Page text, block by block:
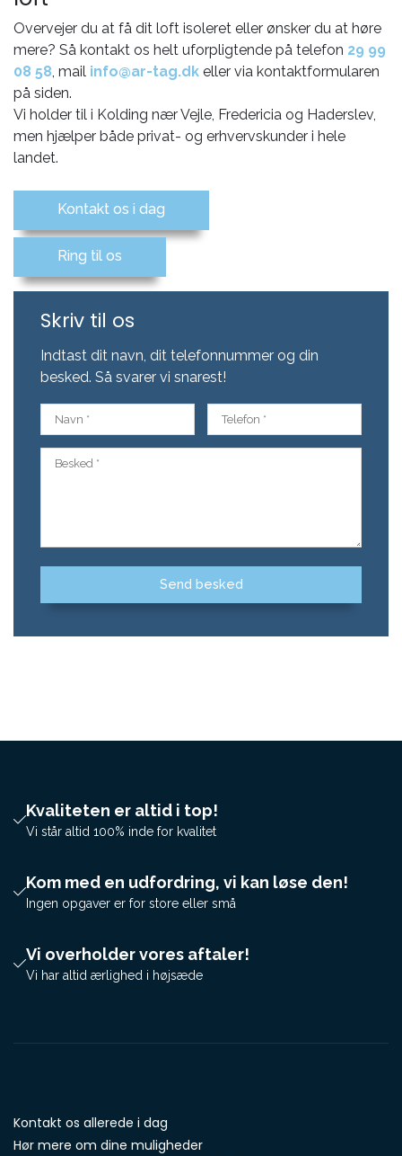
Overvejer du at få dit loft isoleret eller ønsker du at høre
mere? Så kontakt os helt uforpligtende på telefon 29 99
08 58, mail info@ar-tag.dk eller via kontaktformularen
på siden.
Vi holder til i Kolding nær Vejle, Fredericia og Haderslev,
men hjælper både privat- og erhvervskunder i hele
landet.
Kontakt os i dag
Ring til os
Skriv til os
Indtast dit navn, dit telefonnummer og din
besked. Så svarer vi snarest!
Kvaliteten er altid i top!
Vi står altid 100% inde for kvalitet
Kom med en udfordring, vi kan løse den!
Ingen opgaver er for store eller små
Vi overholder vores aftaler!
Vi har altid ærlighed i højsæde
Kontakt os allerede i dag
Hør mere om dine muligheder